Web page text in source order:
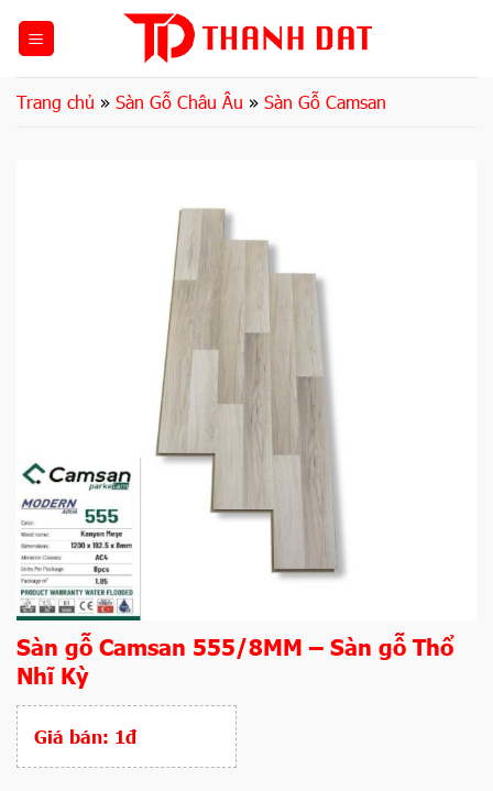
dungTrang chủ » Sàn Gỗ Châu Âu » Sàn Gỗ Camsan
Sàn gỗ Camsan 555/8MM – Sàn gỗ Thổ
Nhĩ Kỳ
Giá bán: 1đ